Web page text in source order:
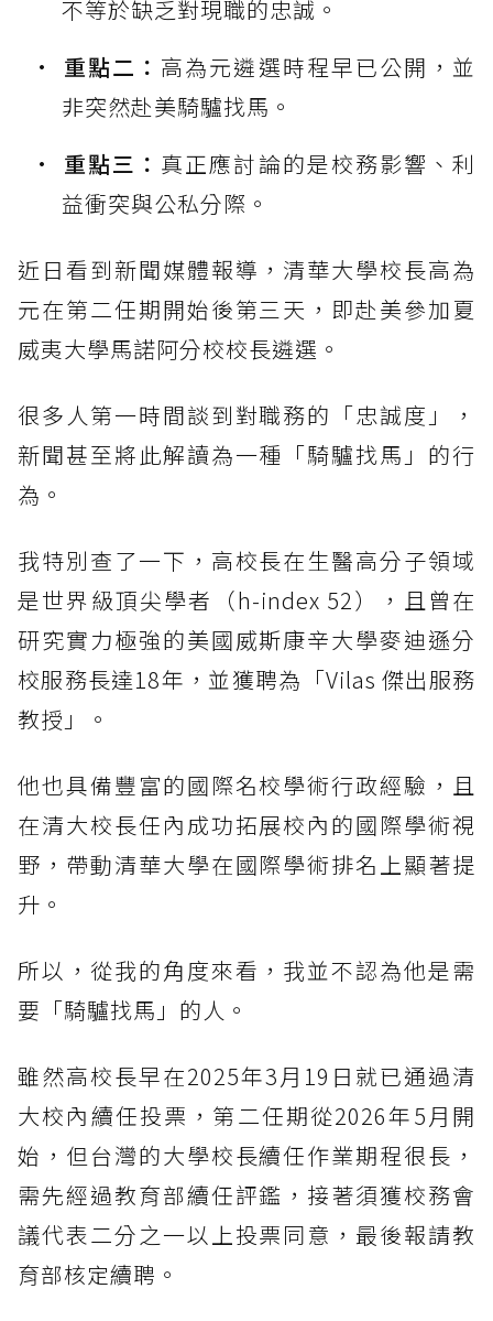
不等於缺乏對現職的忠誠。
重點二： 高為元遴選時程早已公開，並
非突然赴美騎驢找馬。
重點三： 真正應討論的是校務影響、利
益衝突與公私分際。
近日看到新聞媒體報導，清華大學校長高為
元在第二任期開始後第三天，即赴美參加夏
威夷大學馬諾阿分校校長遴選。
很多人第一時間談到對職務的「忠誠度」，
新聞甚至將此解讀為一種「騎驢找馬」的行
為。
我特別查了一下，高校長在生醫高分子領域
是世界級頂尖學者（h-index 52），且曾在
研究實力極強的美國威斯康辛大學麥迪遜分
校服務長達18年，並獲聘為「Vilas 傑出服務
教授」。
他也具備豐富的國際名校學術行政經驗，且
在清大校長任內成功拓展校內的國際學術視
野，帶動清華大學在國際學術排名上顯著提
升。
所以，從我的角度來看，我並不認為他是需
要「騎驢找馬」的人。
雖然高校長早在2025年3月19日就已通過清
大校內續任投票，第二任期從2026年5月開
始，但台灣的大學校長續任作業期程很長，
需先經過教育部續任評鑑，接著須獲校務會
議代表二分之一以上投票同意，最後報請教
育部核定續聘。